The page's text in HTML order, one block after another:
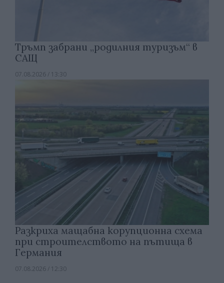
Тръмп забрани „родилния туризъм“ в
САЩ
07.08.2026 / 13:30
Разкриха мащабна корупционна схема
при строителството на пътища в
Германия
07.08.2026 / 12:30